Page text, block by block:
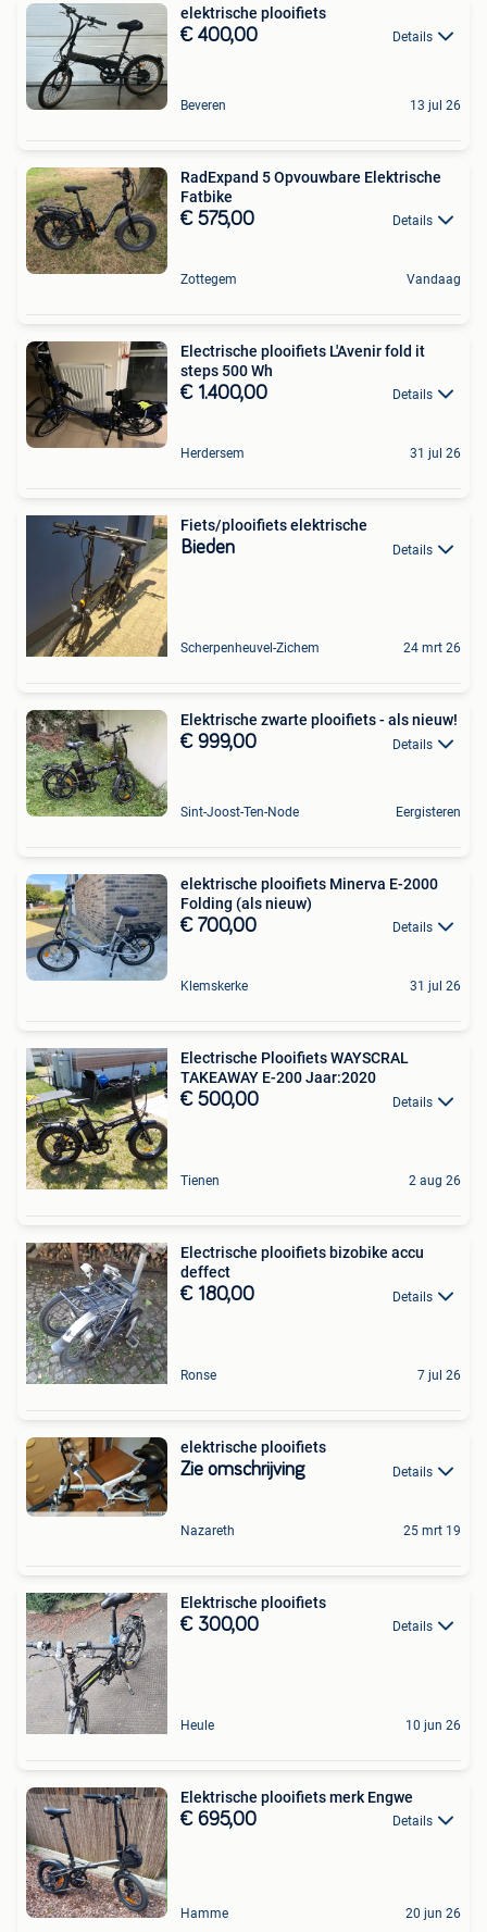
elektrische plooifiets
€ 400,00 Details
Beveren 13 jul 26
RadExpand 5 Opvouwbare Elektrische
Fatbike
€ 575,00 Details
Zottegem Vandaag
Electrische plooifiets L'Avenir fold it
steps 500 Wh
€ 1.400,00 Details
Herdersem 31 jul 26
Fiets/plooifiets elektrische
Bieden Details
Scherpenheuvel-Zichem 24 mrt 26
Elektrische zwarte plooifiets - als nieuw!
€ 999,00 Details
Sint-Joost-Ten-Node Eergisteren
elektrische plooifiets Minerva E-2000
Folding (als nieuw)
€ 700,00 Details
Klemskerke 31 jul 26
Electrische Plooifiets WAYSCRAL
TAKEAWAY E-200 Jaar:2020
€ 500,00 Details
Tienen 2 aug 26
Electrische plooifiets bizobike accu
deffect
€ 180,00 Details
Ronse 7 jul 26
elektrische plooifiets
Zie omschrijving Details
Nazareth 25 mrt 19
Elektrische plooifiets
€ 300,00 Details
Heule 10 jun 26
Elektrische plooifiets merk Engwe
€ 695,00 Details
Hamme 20 jun 26